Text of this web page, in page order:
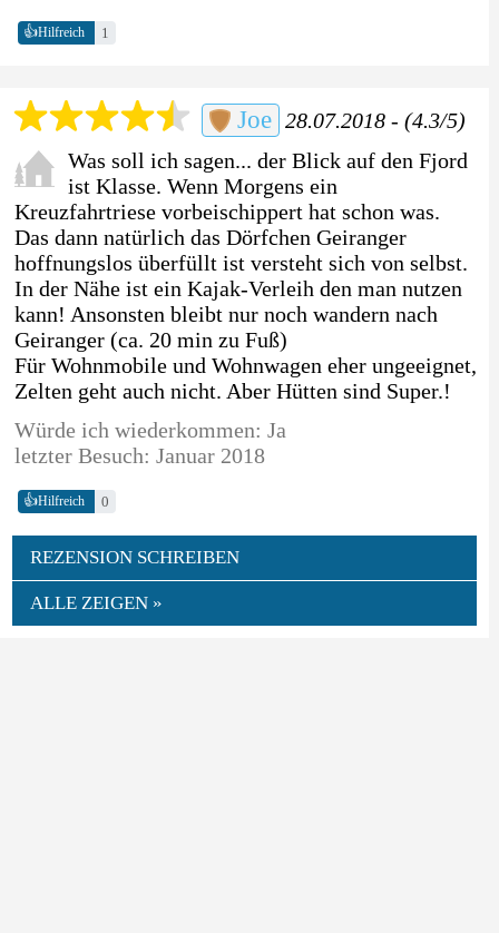
👍Hilfreich 1
Joe 28.07.2018 - (4.3/5)
Was soll ich sagen... der Blick auf den Fjord
ist Klasse. Wenn Morgens ein
Kreuzfahrtriese vorbeischippert hat schon was.
Das dann natürlich das Dörfchen Geiranger
hoffnungslos überfüllt ist versteht sich von selbst.
In der Nähe ist ein Kajak-Verleih den man nutzen
kann! Ansonsten bleibt nur noch wandern nach
Geiranger (ca. 20 min zu Fuß)
Für Wohnmobile und Wohnwagen eher ungeeignet,
Zelten geht auch nicht. Aber Hütten sind Super.!
Würde ich wiederkommen: Ja
letzter Besuch: Januar 2018
👍Hilfreich 0
REZENSION SCHREIBEN
ALLE ZEIGEN »